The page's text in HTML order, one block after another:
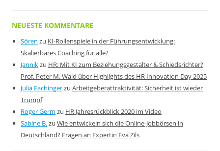
NEUESTE KOMMENTARE
Sören zu KI-Rollenspiele in der Führungsentwicklung:
Skalierbares Coaching für alle?
Jannikzu HR: Mit KI zum Beziehungsgestalter & Schiedsrichter?
Prof. Peter M. Wald über Highlights des HR Innovation Day 2025
Julia Fachingerzu Arbeitgeberattraktivität: Sicherheit ist wieder
Trumpf
Roger Germ zu HR Jahresrückblick 2020 im Video
Sabine B.zu Wie entwickeln sich die Online-Jobbörsen in
Deutschland? Fragen an Expertin Eva Zils